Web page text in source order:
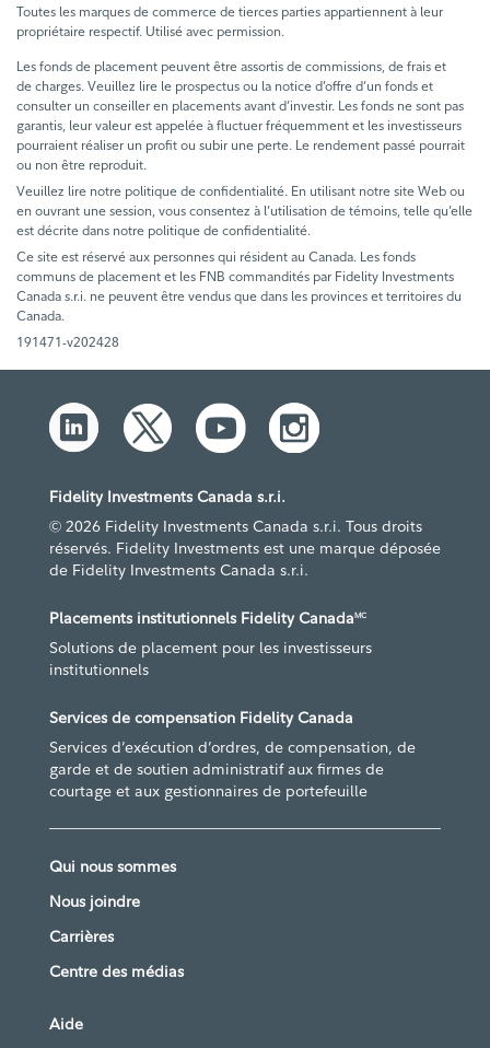
Toutes les marques de commerce de tierces parties appartiennent à leur
propriétaire respectif. Utilisé avec permission.
Les fonds de placement peuvent être assortis de commissions, de frais et
de charges. Veuillez lire le prospectus ou la notice d’offre d’un fonds et
consulter un conseiller en placements avant d’investir. Les fonds ne sont pas
garantis, leur valeur est appelée à fluctuer fréquemment et les investisseurs
pourraient réaliser un profit ou subir une perte. Le rendement passé pourrait
ou non être reproduit.
Veuillez lire notre politique de confidentialité. En utilisant notre site Web ou
en ouvrant une session, vous consentez à l’utilisation de témoins, telle qu’elle
est décrite dans notre politique de confidentialité.
Ce site est réservé aux personnes qui résident au Canada. Les fonds
communs de placement et les FNB commandités par Fidelity Investments
Canada s.r.i. ne peuvent être vendus que dans les provinces et territoires du
Canada.
191471-v202428
Fidelity Investments Canada s.r.i.
© 2026 Fidelity Investments Canada s.r.i. Tous droits
réservés. Fidelity Investments est une marque déposée
de Fidelity Investments Canada s.r.i.
Placements institutionnels Fidelity CanadaMC
Solutions de placement pour les investisseurs
institutionnels
Services de compensation Fidelity Canada
Services d’exécution d’ordres, de compensation, de
garde et de soutien administratif aux firmes de
courtage et aux gestionnaires de portefeuille
Qui nous sommes
Nous joindre
Carrières
Centre des médias
Aide